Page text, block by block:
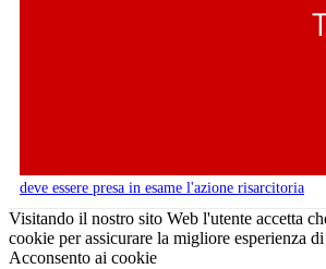
deve essere presa in esame l'azione risarcitoria
Visitando il nostro sito Web l'utente accetta
cookie per assicurare la migliore esperienza
Acconsento ai cookie